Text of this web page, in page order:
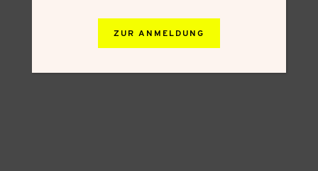
ZUR ANMELDUNG